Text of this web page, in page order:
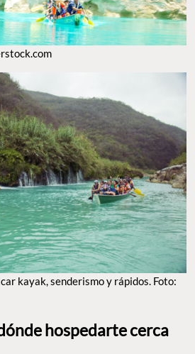
kayak, senderismo y rápidos. Foto:
hospedarte cerca